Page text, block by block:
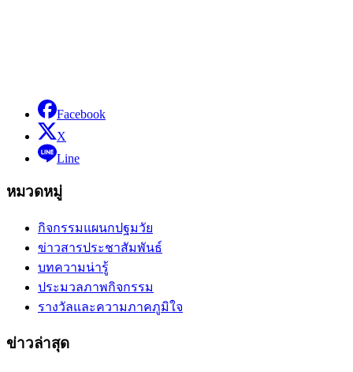
Facebook
X
Line
หมวดหมู่
กิจกรรมแผนกปฐมวัย
ข่าวสารประชาสัมพันธ์
บทความน่ารู้
ประมวลภาพกิจกรรม
รางวัลและความภาคภูมิใจ
ข่าวล่าสุด